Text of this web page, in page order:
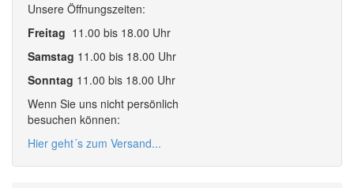
Unsere Öffnungszeiten:
Freitag 11.00 bis 18.00 Uhr
Samstag 11.00 bis 18.00 Uhr
Sonntag 11.00 bis 18.00 Uhr
Wenn Sie uns nicht persönlich
besuchen können:
Hier geht´s zum Versand...